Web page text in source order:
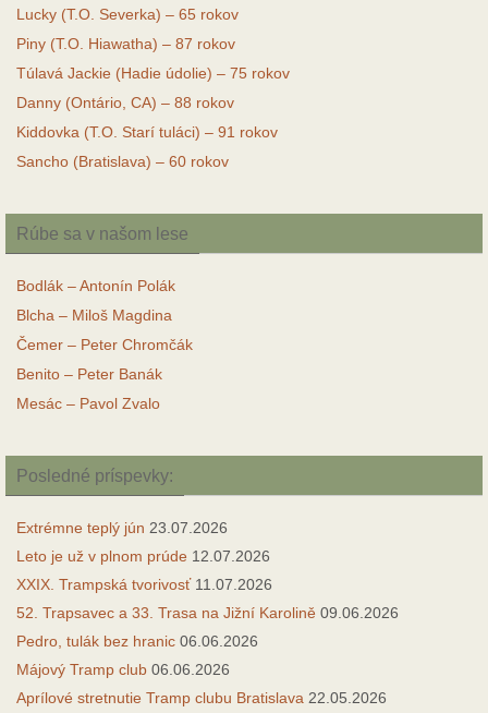
Lucky (T.O. Severka) – 65 rokov
Piny (T.O. Hiawatha) – 87 rokov
Túlavá Jackie (Hadie údolie) – 75 rokov
Danny (Ontário, CA) – 88 rokov
Kiddovka (T.O. Starí tuláci) – 91 rokov
Sancho (Bratislava) – 60 rokov
Rúbe sa v našom lese
Bodlák – Antonín Polák
Blcha – Miloš Magdina
Čemer – Peter Chromčák
Benito – Peter Banák
Mesác – Pavol Zvalo
Posledné príspevky:
Extrémne teplý jún 23.07.2026
Leto je už v plnom prúde 12.07.2026
XXIX. Trampská tvorivosť 11.07.2026
52. Trapsavec a 33. Trasa na Jižní Karolině 09.06.2026
Pedro, tulák bez hranic 06.06.2026
Májový Tramp club 06.06.2026
Aprílové stretnutie Tramp clubu Bratislava 22.05.2026